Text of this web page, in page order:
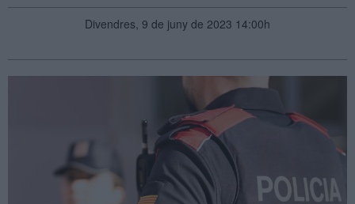
Divendres, 9 de juny de 2023 14:00h